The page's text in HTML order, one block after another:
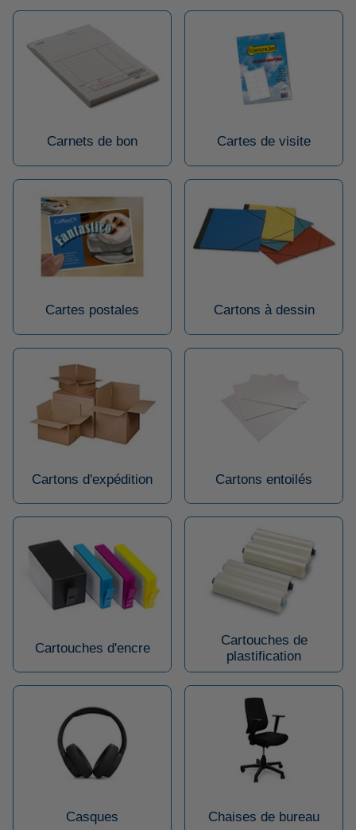
Carnets de bon Cartes de visite
Cartes postales Cartons à dessin
Cartons d'expédition Cartons entoilés
Cartouches d'encre
Cartouches de
plastification
Casques Chaises de bureau